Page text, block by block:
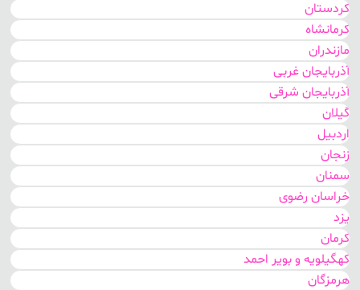
کردستان
کرمانشاه
مازندران
آذربایجان غربی
آذربایجان شرقی
گیلان
اردبیل
زنجان
سمنان
خراسان رضوی
یزد
کرمان
کهگیلویه و بویر احمد
هرمزگان